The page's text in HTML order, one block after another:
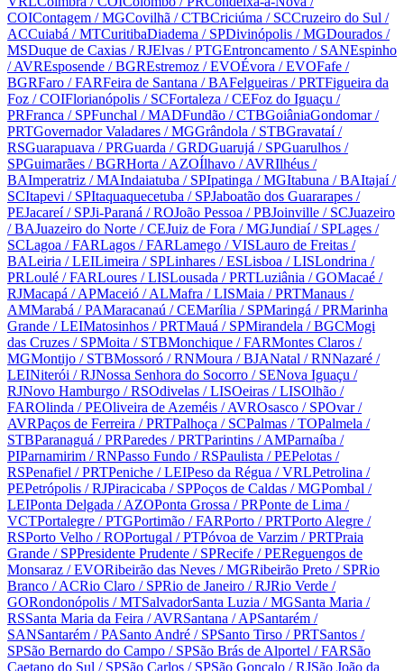
COIContagem / MGCovilhã / CTBCriciúma / SCCruzeiro do Sul /
ACCuiabá / MTCuritibaDiadema / SPDivinópolis / MGDourados /
MSDuque de Caxias / RJElvas / PTGEntroncamento / SANEspinho
/ AVREsposende / BGREstremoz / EVOÉvora / EVOFafe /
BGRFaro / FARFeira de Santana / BAFelgueiras / PRTFigueira da
Foz / COIFlorianópolis / SCFortaleza / CEFoz do Iguaçu /
PRFranca / SPFunchal / MADFundão / CTBGoiâniaGondomar/
PRTGovernador Valadares / MGGrândola / STBGravataí/
RSGuarapuava / PRGuarda / GRDGuarujá / SPGuarulhos /
SPGuimarães / BGRHorta / AZOÍlhavo / AVRIlhéus /
BAImperatriz / MAIndaiatuba / SPIpatinga / MGItabuna / BAItajaí/
SCItapevi / SPItaquaquecetuba / SPJaboatão dos Guararapes /
PEJacareí/ SPJi-Paraná / ROJoão Pessoa / PBJoinville / SCJuazeiro
/ BAJuazeiro do Norte / CEJuiz de Fora / MGJundiaí/ SPLages /
SCLagoa / FARLagos / FARLamego / VISLauro de Freitas /
BALeiria / LEILimeira / SPLinhares / ESLisboa / LISLondrina /
PRLoulé / FARLoures / LISLousada / PRTLuziânia / GOMacaé /
RJMacapá / APMaceió / ALMafra / LISMaia / PRTManaus /
AMMarabá / PAMaracanaú / CEMarília / SPMaringá / PRMarinha
Grande / LEIMatosinhos / PRTMauá / SPMirandela / BGCMogi
das Cruzes / SPMoita / STBMonchique / FARMontes Claros /
MGMontijo / STBMossoró / RNMoura / BJANatal / RNNazaré /
LEINiterói / RJNossa Senhora do Socorro / SENova Iguaçu /
RJNovo Hamburgo / RSOdivelas / LISOeiras / LISOlhão /
FAROlinda / PEOliveira de Azeméis / AVROsasco / SPOvar/
AVRPaços de Ferreira / PRTPalhoça / SCPalmas / TOPalmela /
STBParanaguá / PRParedes / PRTParintins / AMParnaíba /
PIParnamirim / RNPasso Fundo / RSPaulista / PEPelotas /
RSPenafiel / PRTPeniche / LEIPeso da Régua / VRLPetrolina /
PEPetrópolis / RJPiracicaba / SPPoços de Caldas / MGPombal /
LEIPonta Delgada / AZOPonta Grossa / PRPonte de Lima /
VCTPortalegre / PTGPortimão / FARPorto / PRTPorto Alegre /
RSPorto Velho / ROPortugal / PTPóvoa de Varzim / PRTPraia
Grande / SPPresidente Prudente / SPRecife / PEReguengos de
Monsaraz / EVORibeirão das Neves / MGRibeirão Preto / SPRio
Branco / ACRio Claro / SPRio de Janeiro / RJRio Verde /
GORondonópolis / MTSalvadorSanta Luzia / MGSanta Maria /
RSSanta Maria da Feira / AVRSantana / APSantarém /
SANSantarém / PASanto André / SPSanto Tirso / PRTSantos /
SPSão Bernardo do Campo / SPSão Brás de Alportel / FARSão
Caetano do Sul / SPSão Carlos / SPSão Gonçalo / RJSão João da